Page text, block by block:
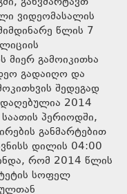
ვიდეომასალის
წლის 7
მიერ გამოიკითხა
გადაიღო და
შედეგად
2014
პერიოდში,
განმარტებით
დილის 04:00
რომ 2014 წლის
სოფელ